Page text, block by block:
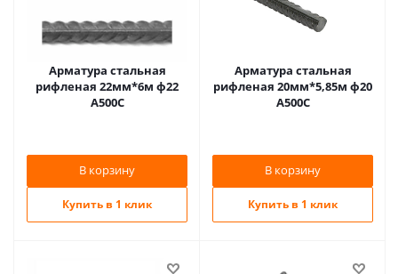
Арматура стальная
рифленая 22мм*6м ф22
А500С
В корзину
Купить в 1 клик
Арматура стальная
рифленая 20мм*5,85м ф20
А500С
В корзину
Купить в 1 клик